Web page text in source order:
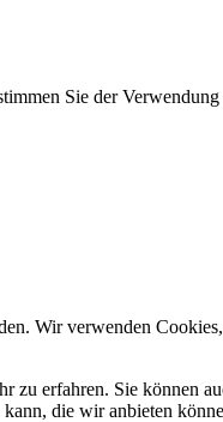
Sie der
Wir verwenden
zu erfahren. Sie können
die wir anbieten